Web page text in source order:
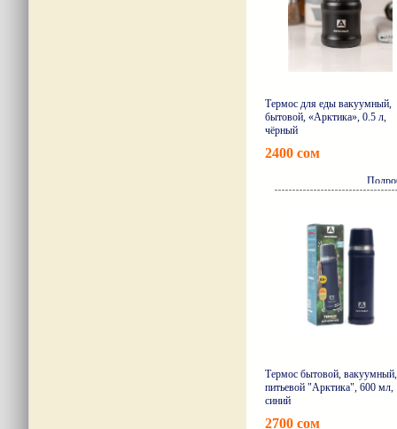
Термос для еды вакуумный,
бытовой, «Арктика», 0.5 л,
чёрный
2400 сом
Термос бытовой, вакуумный,
питьевой "Арктика", 600 мл,
синий
2700 сом